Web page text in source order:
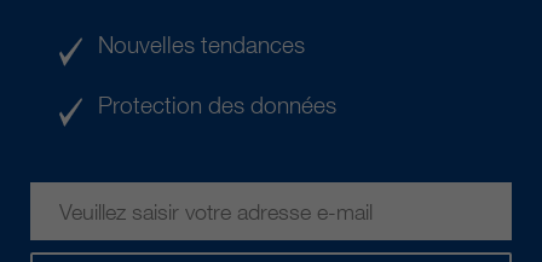
Nouvelles tendances
Protection des données